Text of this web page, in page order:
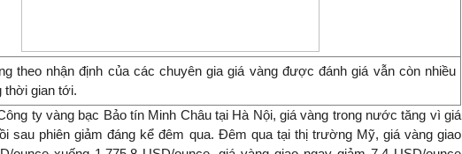
theo nhận định của các chuyên gia giá vàng được đánh giá vẫn còn nhiều
thời gian tới.
ty vàng bạc Bảo tín Minh Châu tại Hà Nội, giá vàng trong nước tăng vì giá
sau phiên giảm đáng kể đêm qua. Đêm qua tại thị trường Mỹ, giá vàng giao